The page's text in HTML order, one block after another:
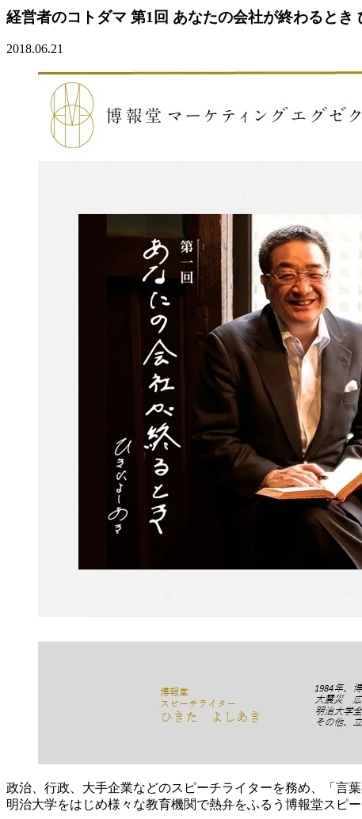
経営者のコトダマ 第1回 あなたの会社が終わるとき
2018.06.21
政治、行政、大手企業などのスピーチライターを務め、「言
明治大学をはじめ様々な教育機関で熱弁をふるう博報堂スピ